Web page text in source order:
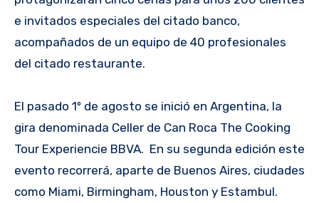
e invitados especiales del citado banco,
acompañados de un equipo de 40 profesionales
del citado restaurante.
El pasado 1º de agosto se inició en Argentina, la
gira denominada Celler de Can Roca The Cooking
Tour Experiencie BBVA. En su segunda edición este
evento recorrerá, aparte de Buenos Aires, ciudades
como Miami, Birmingham, Houston y Estambul.